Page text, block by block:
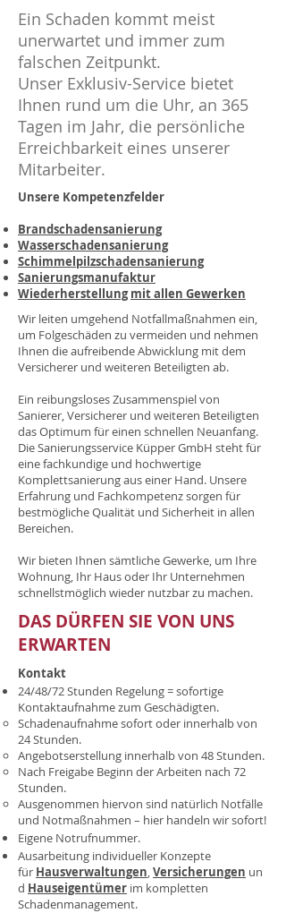
Ein Schaden kommt meist
unerwartet und immer zum
falschen Zeitpunkt.
Unser Exklusiv-Service bietet
Ihnen rund um die Uhr, an 365
Tagen im Jahr, die persönliche
Erreichbarkeit eines unserer
Mitarbeiter.
​Unsere Kompetenzfelder
Brandschadensanierung
Wasserschadensanierung
Schimmelpilzschadensanierung
Sanierungsmanufaktur
Wiederherstellung mit allen Gewerken​
Wir leiten umgehend Notfallmaßnahmen ein,
um Folgeschäden zu vermeiden und nehmen
Ihnen die aufreibende Abwicklung mit dem
Versicherer und weiteren Beteiligten ab.
Ein reibungsloses Zusammenspiel von
Sanierer, Versicherer und weiteren Beteiligten
das Optimum für einen schnellen Neuanfang.
Die Sanierungsservice Küpper GmbH steht für
eine fachkundige und hochwertige
Komplettsanierung aus einer Hand. Unsere
Erfahrung und Fachkompetenz sorgen für
bestmögliche Qualität und Sicherheit in allen
Bereichen.
Wir bieten Ihnen sämtliche Gewerke, um Ihre
Wohnung, Ihr Haus oder Ihr Unternehmen
schnellstmöglich wieder nutzbar zu machen.
DAS DÜRFEN SIE VON UNS
ERWARTEN
​Kontakt
24/48/72 Stunden Regelung = sofortige
Kontaktaufnahme zum Geschädigten.
Schadenaufnahme sofort oder innerhalb von
24 Stunden.
Angebotserstellung innerhalb von 48 Stunden.
Nach Freigabe Beginn der Arbeiten nach 72
Stunden.
Ausgenommen hiervon sind natürlich Notfälle
und Notmaßnahmen – hier handeln wir sofort!
Eigene Notrufnummer.
Ausarbeitung individueller Konzepte
für Hausverwaltungen,Versicherungen un
d Hauseigentümer im kompletten
Schadenmanagement.